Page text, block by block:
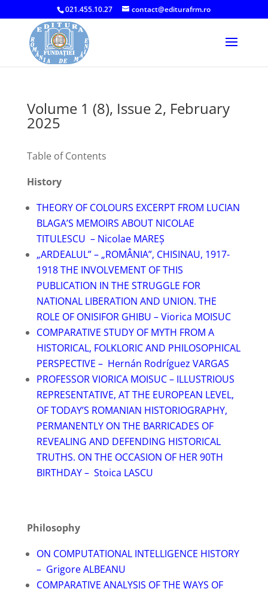
021.455.10.27 contact@editurafrm.ro
Volume 1 (8), Issue 2, February
2025
Table of Contents
History
THEORY OF COLOURS EXCERPT FROM LUCIAN
BLAGA’S MEMOIRS ABOUT NICOLAE
TITULESCU – Nicolae MAREŞ
„ARDEALUL” – „ROMÂNIA”, CHISINAU, 1917-
1918 THE INVOLVEMENT OF THIS
PUBLICATION IN THE STRUGGLE FOR
NATIONAL LIBERATION AND UNION. THE
ROLE OF ONISIFOR GHIBU – Viorica MOISUC
COMPARATIVE STUDY OF MYTH FROM A
HISTORICAL, FOLKLORIC AND PHILOSOPHICAL
PERSPECTIVE – Hernán Rodríguez VARGAS
PROFESSOR VIORICA MOISUC – ILLUSTRIOUS
REPRESENTATIVE, AT THE EUROPEAN LEVEL,
OF TODAYʼS ROMANIAN HISTORIOGRAPHY,
PERMANENTLY ON THE BARRICADES OF
REVEALING AND DEFENDING HISTORICAL
TRUTHS. ON THE OCCASION OF HER 90TH
BIRTHDAY – Stoica LASCU
Philosophy
ON COMPUTATIONAL INTELLIGENCE HISTORY
– Grigore ALBEANU
COMPARATIVE ANALYSIS OF THE WAYS OF